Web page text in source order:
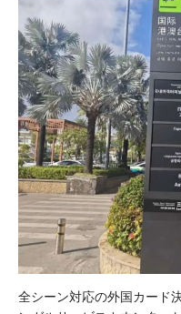
全シーン対応の外国カード